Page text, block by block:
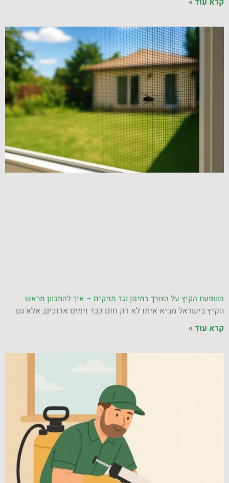
השפעת הקיץ על הצורך במיגון נגד מזיקים – איך להתכונן מראש
הקיץ בישראל מביא איתו לא רק חום כבד וימים ארוכים, אלא גם
קרא עוד »